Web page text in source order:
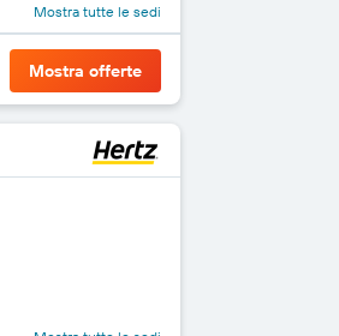
Mostra tutte le sedi
Mostra offerte